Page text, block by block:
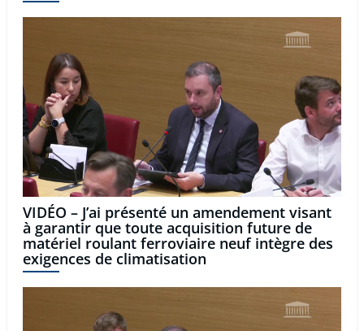
VIDÉO – J’ai présenté un amendement visant
à garantir que toute acquisition future de
matériel roulant ferroviaire neuf intègre des
exigences de climatisation